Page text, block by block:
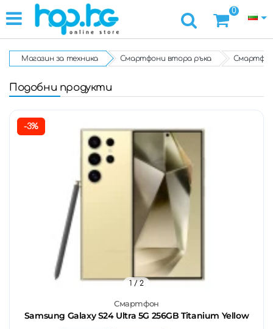
0
Магазин за техника Смартфони втора ръка Смартфон
Подобни продукти
-3%
Смартфон
Samsung Galaxy S24 Ultra 5G 256GB Titanium Yellow
1 / 2